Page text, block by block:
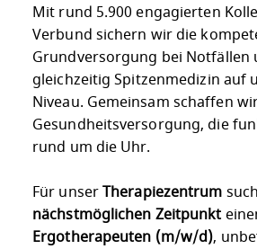
Mit rund 5.900 engagierten
Verbund sichern wir die
Grundversorgung bei Notfällen
gleichzeitig Spitzenmedizin auf
Niveau. Gemeinsam schaffen
Gesundheitsversorgung, die
rund um die Uhr.
Für unserTherapiezentrum
nächstmöglichen Zeitpunkt
Ergotherapeuten (m/w/d),